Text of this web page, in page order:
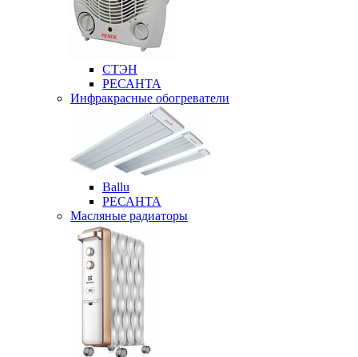
СТЭН
РЕСАНТА
Инфракрасные обогреватели
Ballu
РЕСАНТА
Масляные радиаторы